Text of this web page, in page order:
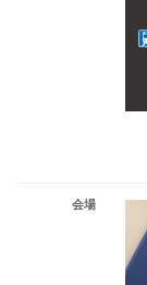
会場